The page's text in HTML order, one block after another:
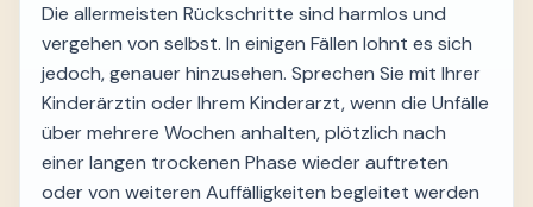
Die allermeisten Rückschritte sind harmlos und
vergehen von selbst. In einigen Fällen lohnt es sich
jedoch, genauer hinzusehen. Sprechen Sie mit Ihrer
Kinderärztin oder Ihrem Kinderarzt, wenn die Unfälle
über mehrere Wochen anhalten, plötzlich nach
einer langen trockenen Phase wieder auftreten
oder von weiteren Auffälligkeiten begleitet werden